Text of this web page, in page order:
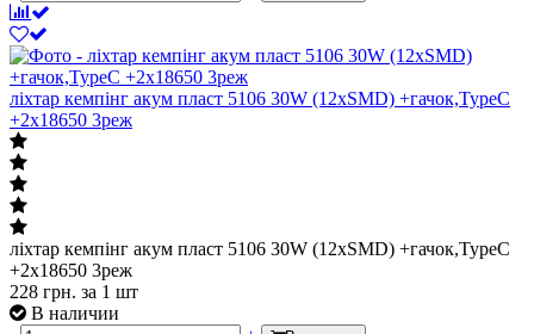
ліхтар кемпінг акум пласт 5106 30W (12xSMD) +гачок,TypeC
+2х18650 3реж
ліхтар кемпінг акум пласт 5106 30W (12xSMD) +гачок,TypeC
+2х18650 3реж
228 грн. за 1 шт
В наличии